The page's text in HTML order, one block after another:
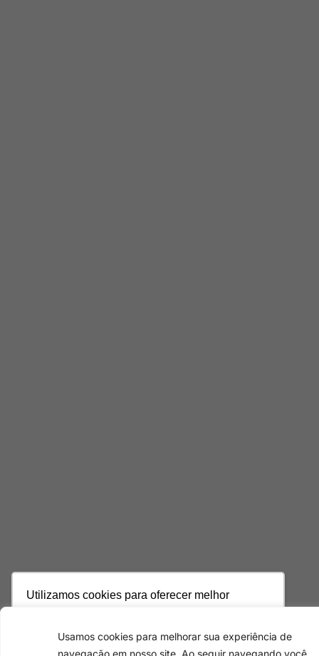
Utilizamos cookies para oferecer melhor
personalizar conteúdo. Ao utilizar este site, você
Usamos cookies para melhorar sua experiência de
navegação em nosso site. Ao seguir navegando você